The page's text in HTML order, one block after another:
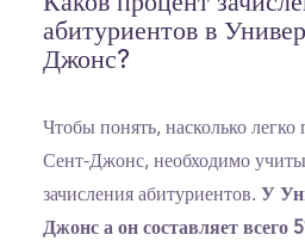
абитуриентов в
Джонс?
Чтобы понять, насколько легко
Сент-Джонс, необходимо
зачисления абитуриентов. У
Джонс а он составляет всего